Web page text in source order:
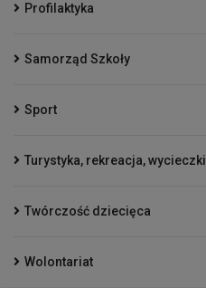
Profilaktyka
Samorząd Szkoły
Sport
Turystyka, rekreacja, wycieczki
Twórczość dziecięca
Wolontariat